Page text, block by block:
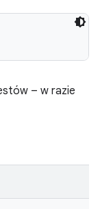
– w razie